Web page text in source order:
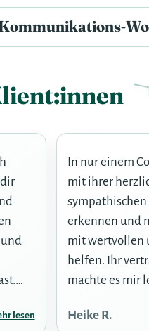
lesen
In nur einem
mit ihrer
erkennen und
mit wertvollen
helfen. Ihr
machte es mir
sie tut.
Heike R.